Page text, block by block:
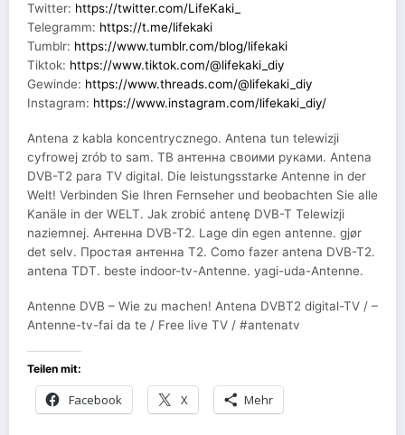
Twitter: https://twitter.com/LifeKaki_
Telegramm: https://t.me/lifekaki
Tumblr: https://www.tumblr.com/blog/lifekaki
Tiktok: https://www.tiktok.com/@lifekaki_diy
Gewinde: https://www.threads.com/@lifekaki_diy
Instagram: https://www.instagram.com/lifekaki_diy/
Antena z kabla koncentrycznego. Antena tun telewizji
cyfrowej zrób to sam. ТВ антенна своими руками. Antena
DVB-T2 para TV digital. Die leistungsstarke Antenne in der
Welt! Verbinden Sie Ihren Fernseher und beobachten Sie alle
Kanäle in der WELT. Jak zrobić antenę DVB-T Telewizji
naziemnej. Антенна DVB-T2. Lage din egen antenne. gjør
det selv. Простая антенна Т2. Como fazer antena DVB-T2.
antena TDT. beste indoor-tv-Antenne. yagi-uda-Antenne.
Antenne DVB – Wie zu machen! Antena DVBT2 digital-TV / –
Antenne-tv-fai da te / Free live TV / #antenatv
Teilen mit:
Facebook X Mehr